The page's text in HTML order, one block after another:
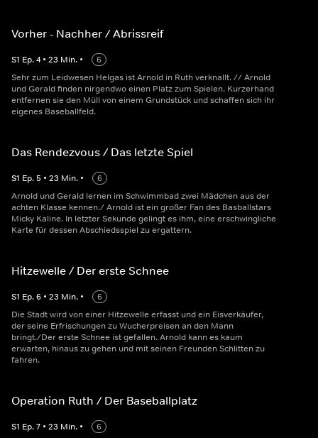
Vorher - Nachher / Abrissreif
S1 Ep.4 • 23 Min. •
6
Sehr zum Leidwesen Helgas ist Arnold in Ruth verknallt. // Arnold
und Gerald finden nirgendwo einen Platz zum Spielen. Kurzerhand
entfernen sie den Müll von einem Grundstück und schaffen sich ihr
eigenes Baseballfeld.
Das Rendezvous / Das letzte Spiel
S1 Ep.5 • 23 Min. •
6
Arnold und Gerald lernen im Schwimmbad zwei Mädchen aus der
achten Klasse kennen./ Arnold ist ein großer Fan des Basballstars
Micky Kaline. In letzter Sekunde gelingt es ihm, eine erschwingliche
Karte für dessen Abschiedsspiel zu ergattern.
Hitzewelle / Der erste Schnee
S1 Ep.6 • 23 Min. •
6
Die Stadt wird von einer Hitzewelle erfasst und ein Eisverkäufer,
der seine Erfrischungen zu Wucherpreisen an den Mann
bringt./Der erste Schnee ist gefallen. Arnold kann es kaum
erwarten, hinaus zu gehen und mit seinen Freunden Schlitten zu
fahren.
Operation Ruth / Der Baseballplatz
S1 Ep.7 • 23 Min. •
6